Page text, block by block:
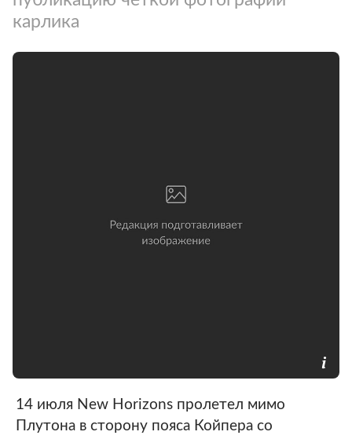
карлика
14 июля New Horizons пролетел мимо
Плутона в сторону пояса Койпера со